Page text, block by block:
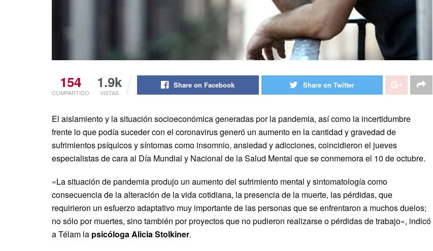
154
COMPARTIDO
1.9k
VISTAS
Share on Facebook Share on Twitter
El aislamiento y la situación socioeconómica generadas por la pandemia, así como la incertidumbre
frente lo que podía suceder con el coronavirus generó un aumento en la cantidad y gravedad de
sufrimientos psíquicos y síntomas como insomnio, ansiedad y adicciones, coincidieron el jueves
especialistas de cara al Día Mundial y Nacional de la Salud Mental que se conmemora el 10 de octubre.
«La situación de pandemia produjo un aumento del sufrimiento mental y sintomatología como
consecuencia de la alteración de la vida cotidiana, la presencia de la muerte, las pérdidas, que
requirieron un esfuerzo adaptativo muy importante de las personas que se enfrentaron a muchos duelos;
no sólo por muertes, sino también por proyectos que no pudieron realizarse o pérdidas de trabajo», indicó
a Télam la psicóloga Alicia Stolkiner.